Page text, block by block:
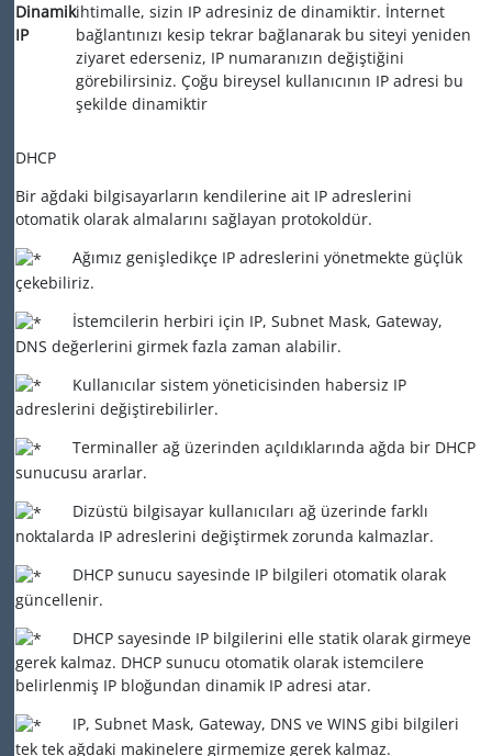
Dinamik
IP
ihtimalle, sizin IP adresiniz de dinamiktir. İnternet
bağlantınızı kesip tekrar bağlanarak bu siteyi yeniden
ziyaret ederseniz, IP numaranızın değiştiğini
görebilirsiniz. Çoğu bireysel kullanıcının IP adresi bu
şekilde dinamiktir
DHCP
Bir ağdaki bilgisayarların kendilerine ait IP adreslerini
otomatik olarak almalarını sağlayan protokoldür.
Ağımız genişledikçe IP adreslerini yönetmekte güçlük
çekebiliriz.
İstemcilerin herbiri için IP, Subnet Mask, Gateway,
DNS değerlerini girmek fazla zaman alabilir.
Kullanıcılar sistem yöneticisinden habersiz IP
adreslerini değiştirebilirler.
Terminaller ağ üzerinden açıldıklarında ağda bir DHCP
sunucusu ararlar.
Dizüstü bilgisayar kullanıcıları ağ üzerinde farklı
noktalarda IP adreslerini değiştirmek zorunda kalmazlar.
DHCP sunucu sayesinde IP bilgileri otomatik olarak
güncellenir.
DHCP sayesinde IP bilgilerini elle statik olarak girmeye
gerek kalmaz. DHCP sunucu otomatik olarak istemcilere
belirlenmiş IP bloğundan dinamik IP adresi atar.
IP, Subnet Mask, Gateway, DNS ve WINS gibi bilgileri
tek tek ağdaki makinelere girmemize gerek kalmaz.